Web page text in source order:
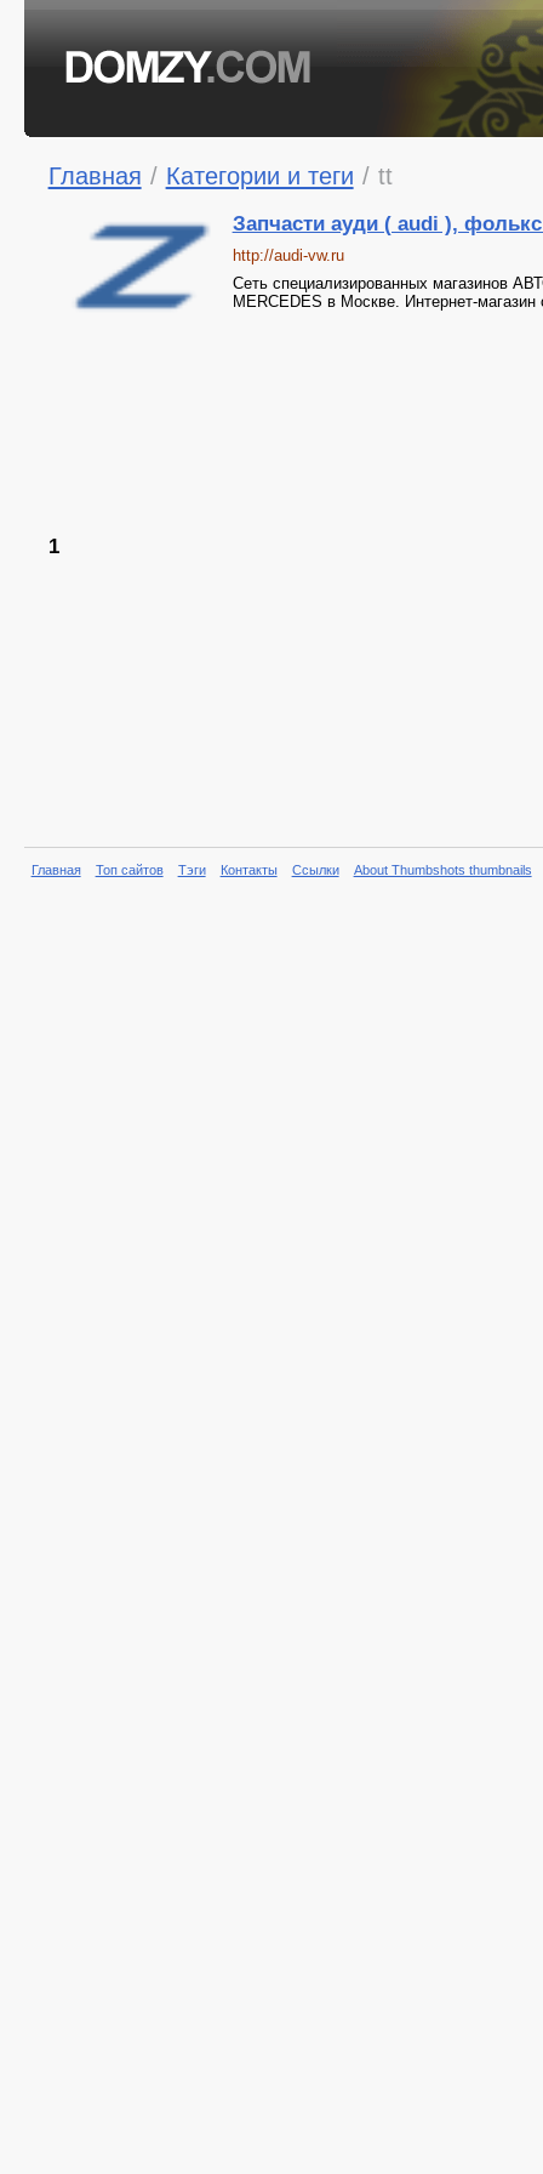
Главная / Категории и теги / tt
Запчасти ауди ( audi ),
http://audi-vw.ru
Сеть специализированных магазинов
MERCEDES в Москве. Интернет-
1
Главная Топ сайтов Тэги Контакты Ссылки About Thumbshots thumbnails